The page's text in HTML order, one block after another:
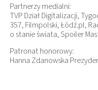
Partnerzy medialni:
TVP Dział Digitalizacji,
357, Filmpolski, Łódź.pl,
o stanie świata, Spoiler
Patronat honorowy:
Hanna Zdanowska